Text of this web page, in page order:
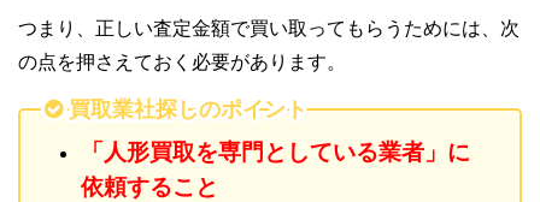
つまり、正しい査定金額で買い取ってもらうためには、次
の点を押さえておく必要があります。
買取業社探しのポイント
「人形買取を専門としている業者」に
依頼すること